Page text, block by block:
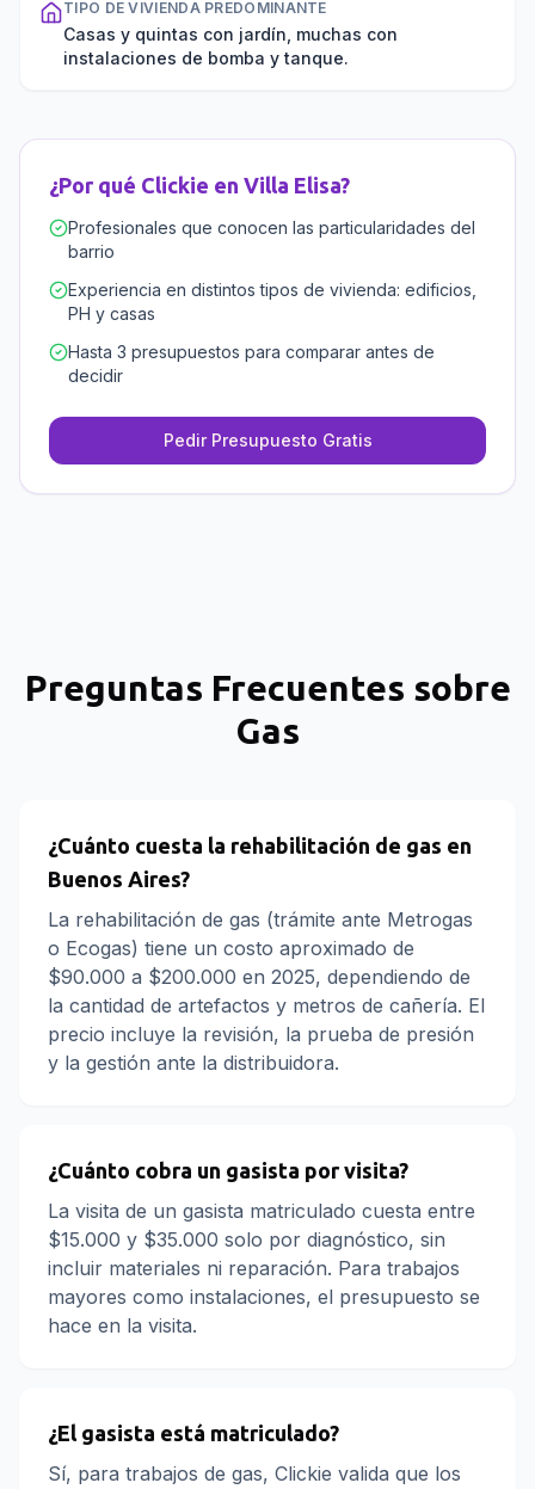
TIPO DE VIVIENDA PREDOMINANTE
Casas y quintas con jardín, muchas con
instalaciones de bomba y tanque.
¿Por qué Clickie en Villa Elisa?
Profesionales que conocen las particularidades del
barrio
Experiencia en distintos tipos de vivienda: edificios,
PH y casas
Hasta 3 presupuestos para comparar antes de
decidir
Pedir Presupuesto Gratis
Preguntas Frecuentes sobre
Gas
¿Cuánto cuesta la rehabilitación de gas en
Buenos Aires?
La rehabilitación de gas (trámite ante Metrogas
o Ecogas) tiene un costo aproximado de
$90.000 a $200.000 en 2025, dependiendo de
la cantidad de artefactos y metros de cañería. El
precio incluye la revisión, la prueba de presión
y la gestión ante la distribuidora.
¿Cuánto cobra un gasista por visita?
La visita de un gasista matriculado cuesta entre
$15.000 y $35.000 solo por diagnóstico, sin
incluir materiales ni reparación. Para trabajos
mayores como instalaciones, el presupuesto se
hace en la visita.
¿El gasista está matriculado?
Sí, para trabajos de gas, Clickie valida que los